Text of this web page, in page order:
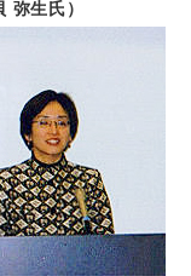
弥生氏）